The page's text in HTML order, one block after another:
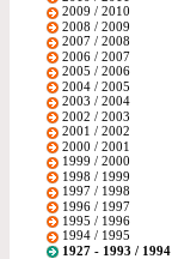
2009 / 2010
2008 / 2009
2007 / 2008
2006 / 2007
2005 / 2006
2004 / 2005
2003 / 2004
2002 / 2003
2001 / 2002
2000 / 2001
1999 / 2000
1998 / 1999
1997 / 1998
1996 / 1997
1995 / 1996
1994 / 1995
1927 - 1993 / 1994